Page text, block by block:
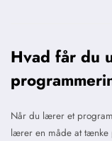
Hvad får du
Når du lærer et
lærer en måde at tænke